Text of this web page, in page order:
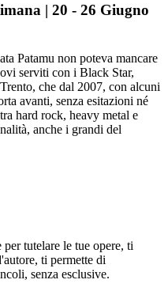
| 20 - 26 Giugno
Patamu non poteva mancare
serviti con i Black Star,
che dal 2007, con alcuni
avanti, senza esitazioni né
hard rock, heavy metal e
anche i grandi del
tutelare le tue opere, ti
ti permette di
senza esclusive.